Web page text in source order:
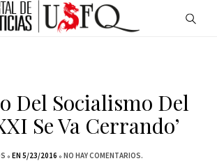
Del Socialismo Del
Se Va Cerrando’
EN 5/23/2016 NO HAY COMENTARIOS.